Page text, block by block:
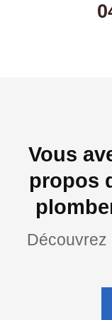
Vous
propos
Découvrez